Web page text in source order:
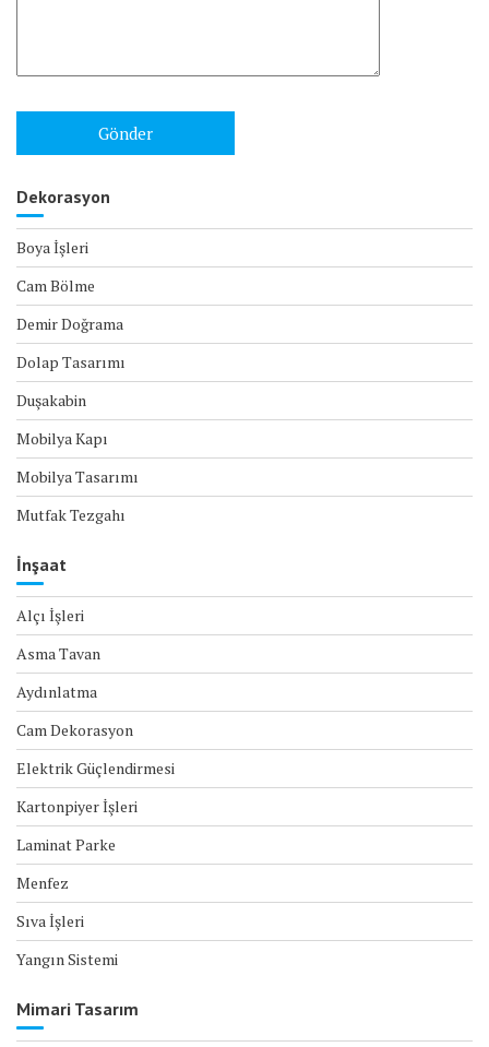
Dekorasyon
Boya İşleri
Cam Bölme
Demir Doğrama
Dolap Tasarımı
Duşakabin
Mobilya Kapı
Mobilya Tasarımı
Mutfak Tezgahı
İnşaat
Alçı İşleri
Asma Tavan
Aydınlatma
Cam Dekorasyon
Elektrik Güçlendirmesi
Kartonpiyer İşleri
Laminat Parke
Menfez
Sıva İşleri
Yangın Sistemi
Mimari Tasarım